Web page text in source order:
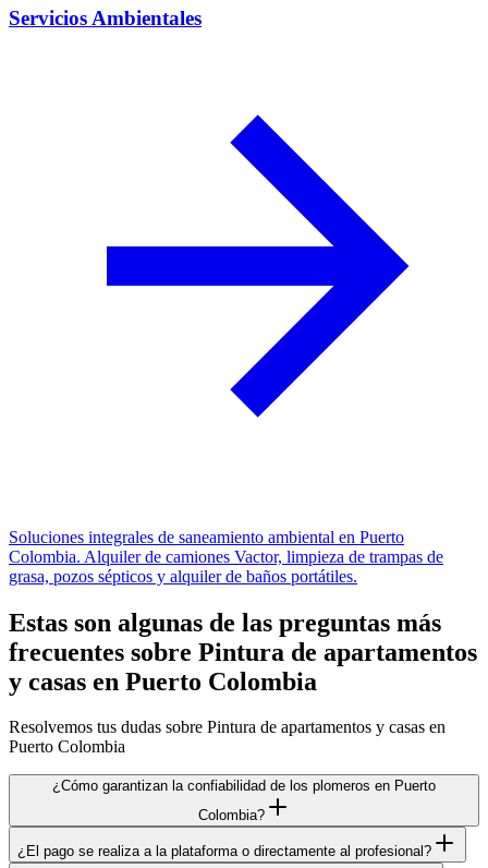
Servicios Ambientales
Soluciones integrales de saneamiento ambiental en Puerto
Colombia. Alquiler de camiones Vactor, limpieza de trampas de
grasa, pozos sépticos y alquiler de baños portátiles.
Estas son algunas de las preguntas más
frecuentes sobre Pintura de apartamentos
y casas en Puerto Colombia
Resolvemos tus dudas sobre Pintura de apartamentos y casas en
Puerto Colombia
¿Cómo garantizan la confiabilidad de los plomeros en Puerto
Colombia?
¿El pago se realiza a la plataforma o directamente al profesional?